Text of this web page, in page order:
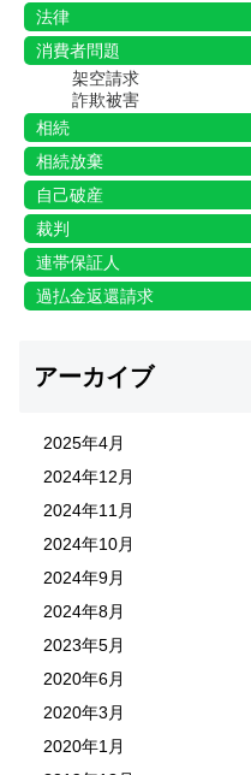
法律
消費者問題
架空請求
詐欺被害
相続
相続放棄
自己破産
裁判
連帯保証人
過払金返還請求
アーカイブ
2025年4月
2024年12月
2024年11月
2024年10月
2024年9月
2024年8月
2023年5月
2020年6月
2020年3月
2020年1月